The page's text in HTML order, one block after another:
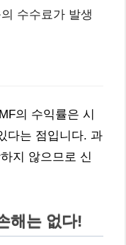
수수료가 발생
의 수익률은 시
다는 점입니다. 과
지 않으므로 신
해는 없다!